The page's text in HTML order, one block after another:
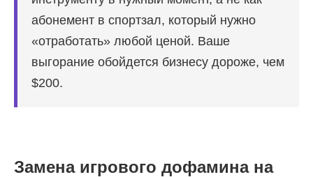
абонемент в спортзал, который нужно
«отработать» любой ценой. Ваше
выгорание обойдется бизнесу дороже, чем
$200.
Замена игрового дофамина на